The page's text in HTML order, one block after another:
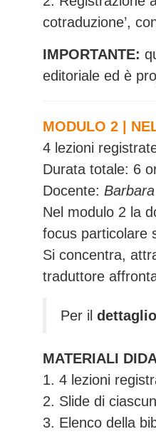
cotraduzione’,
IMPORTANTE:
editoriale ed è
MODULO 2 |
4 lezioni
Durata totale: 6
Docente:
Nel modulo 2 la
focus particolare
Si concentra,
traduttore
Per il
MATERIALI
1. 4 lezioni
2. Slide di
3. Elenco della